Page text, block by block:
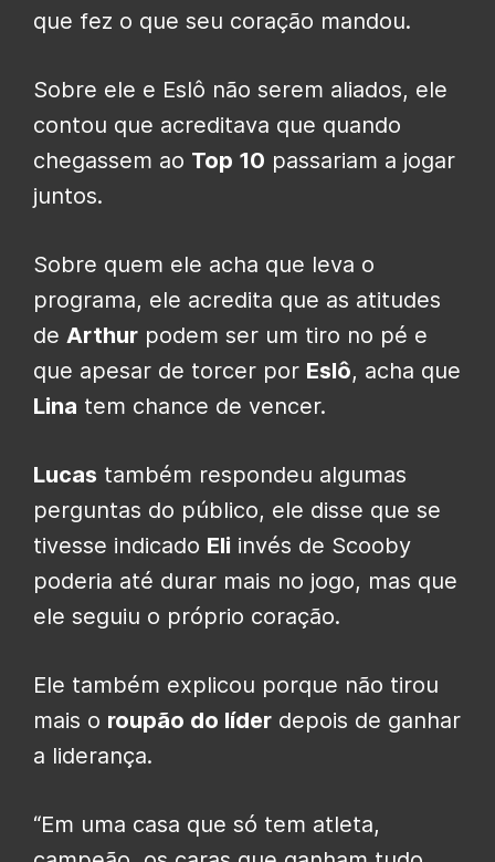
que fez o que seu coração mandou.
Sobre ele e Eslô não serem aliados, ele
contou que acreditava que quando
chegassem ao Top 10 passariam a jogar
juntos.
Sobre quem ele acha que leva o
programa, ele acredita que as atitudes
de Arthur podem ser um tiro no pé e
que apesar de torcer por Eslô, acha que
Lina tem chance de vencer.
Lucas também respondeu algumas
perguntas do público, ele disse que se
tivesse indicado Eli invés de Scooby
poderia até durar mais no jogo, mas que
ele seguiu o próprio coração.
Ele também explicou porque não tirou
mais o roupão do líder depois de ganhar
a liderança.
“Em uma casa que só tem atleta,